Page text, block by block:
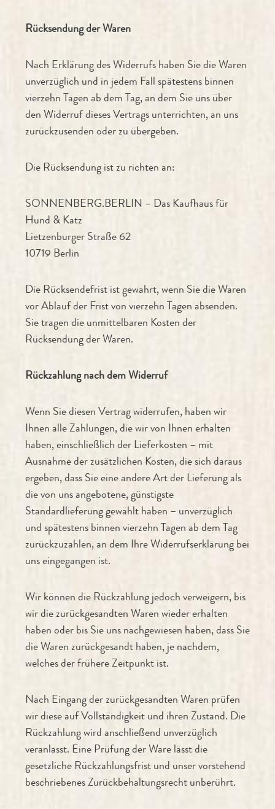
Rücksendung der Waren
Nach Erklärung des Widerrufs haben Sie die Waren
unverzüglich und in jedem Fall spätestens binnen
vierzehn Tagen ab dem Tag, an dem Sie uns über
den Widerruf dieses Vertrags unterrichten, an uns
zurückzusenden oder zu übergeben.
Die Rücksendung ist zu richten an:
SONNENBERG.BERLIN – Das Kaufhaus für
Hund & Katz
Lietzenburger Straße 62
10719 Berlin
Die Rücksendefrist ist gewahrt, wenn Sie die Waren
vor Ablauf der Frist von vierzehn Tagen absenden.
Sie tragen die unmittelbaren Kosten der
Rücksendung der Waren.
Rückzahlung nach dem Widerruf
Wenn Sie diesen Vertrag widerrufen, haben wir
Ihnen alle Zahlungen, die wir von Ihnen erhalten
haben, einschließlich der Lieferkosten – mit
Ausnahme der zusätzlichen Kosten, die sich daraus
ergeben, dass Sie eine andere Art der Lieferung als
die von uns angebotene, günstigste
Standardlieferung gewählt haben – unverzüglich
und spätestens binnen vierzehn Tagen ab dem Tag
zurückzuzahlen, an dem Ihre Widerrufserklärung bei
uns eingegangen ist.
Wir können die Rückzahlung jedoch verweigern, bis
wir die zurückgesandten Waren wieder erhalten
haben oder bis Sie uns nachgewiesen haben, dass Sie
die Waren zurückgesandt haben, je nachdem,
welches der frühere Zeitpunkt ist.
Nach Eingang der zurückgesandten Waren prüfen
wir diese auf Vollständigkeit und ihren Zustand. Die
Rückzahlung wird anschließend unverzüglich
veranlasst. Eine Prüfung der Ware lässt die
gesetzliche Rückzahlungsfrist und unser vorstehend
beschriebenes Zurückbehaltungsrecht unberührt.